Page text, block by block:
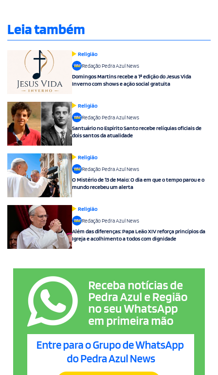
Leia também
Religião
Redação Pedra Azul News
Domingos Martins recebe a 1ª edição do Jesus Vida
Inverno com shows e ação social gratuita
Religião
Redação Pedra Azul News
Santuário no Espírito Santo recebe relíquias oficiais de
dois santos da atualidade
Religião
Redação Pedra Azul News
O Mistério de 13 de Maio: O dia em que o tempo parou e o
mundo recebeu um alerta
Religião
Redação Pedra Azul News
Além das diferenças: Papa Leão XIV reforça princípios da
Igreja e acolhimento a todos com dignidade